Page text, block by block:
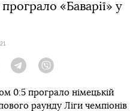
«Баварії» у
Twitter Telegram
0:5 програло німецькій
раунду Ліги чемпіонів